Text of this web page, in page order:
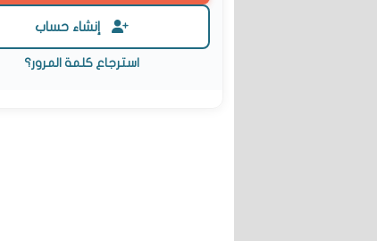
إنشاء حساب
استرجاع كلمة المرور؟